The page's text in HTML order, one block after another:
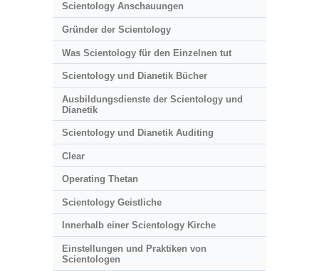
Scientology Anschauungen
Gründer der Scientology
Was Scientology für den Einzelnen tut
Scientology und Dianetik Bücher
Ausbildungsdienste der Scientology und
Dianetik
Scientology und Dianetik Auditing
Clear
Operating Thetan
Scientology Geistliche
Innerhalb einer Scientology Kirche
Einstellungen und Praktiken von
Scientologen